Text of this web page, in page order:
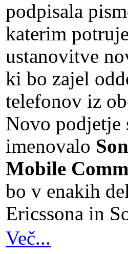
podpisala
katerim
ustanovitve
ki bo zajel
telefonov iz
Novo podjetje
imenovalo
Mobile
bo v enakih
Ericssona in
Več...